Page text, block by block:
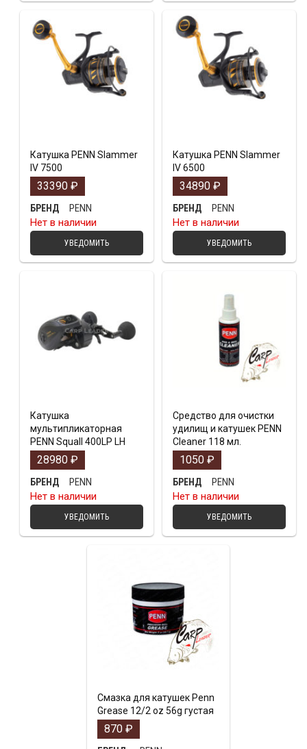
Катушка PENN Slammer
IV 7500
33390 ₽
БРЕНД
PENN
Нет в наличии
УВЕДОМИТЬ
Катушка PENN Slammer
IV 6500
34890 ₽
БРЕНД
PENN
Нет в наличии
УВЕДОМИТЬ
Катушка
мультипликаторная
PENN Squall 400LP LH
28980 ₽
БРЕНД
PENN
Нет в наличии
УВЕДОМИТЬ
Средство для очистки
удилищ и катушек PENN
Cleaner 118 мл.
1050 ₽
БРЕНД
PENN
Нет в наличии
УВЕДОМИТЬ
Смазка для катушек Penn
Grease 12/2 oz 56g густая
870 ₽